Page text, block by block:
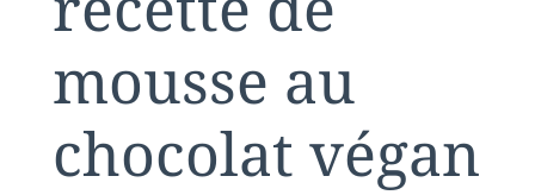
mousse au
chocolat végan